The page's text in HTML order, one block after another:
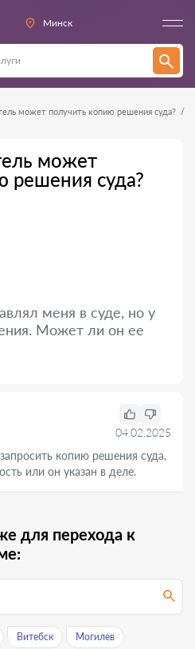
Минск
может получить копию решения суда?
может
решения суда?
меня в суде, но у
Может ли он ее
04.02.2025
копию решения суда,
или он указан в деле.
для перехода к
Витебск Могилев